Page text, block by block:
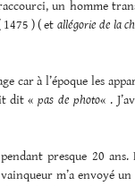
un homme
) ( et allégorie de la
car à l’époque les
dit «pas de photo« .
presque 20 ans.
m’a envoyé